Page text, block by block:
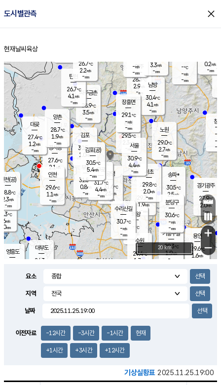
도시별관측 close
홈
현재날씨 육상
의도
℃
m/s
mm
영흥도
양주
28.3℃
2.9
-mm
과천
29.7℃
1.9m/s
- mm
용인
29.6℃
1.6m/s
경기광주
27.9℃
2.0m/s
-mm
1.0m/s
대부도
24.3
14.5
경서동
27.6℃
2.1 m/s
-mm
파주금촌
28.9℃
3.5m/s
-mm
-℃
-m/s
-mm
대곶
27.4℃
1.2m/s
-mm
창
-
-m/
-
탄현
26.7℃
4.1 m/s
-mm
0.2m/s
-mm
의왕
- ℃
m/s
mm
김포
30.5℃
1.0 m/s
mm
광명
31.6 ℃
2.5 m/s
-mm
부천
31.5℃
0.8m/s
-mm
양촌
28.7℃
1.9m/s
-mm
구로
31.7℃
4.4m/s
-mm
은평
29.5℃
2.3 m/s
- mm
노원
29.0℃
2.7m/s
-mm
송파*
30.5℃
2.5m/s
-mm
서초
29.8℃
2.0m/s
-mm
남방
30.4℃
4.1 m/s
-mm
기흥구갈
29.3℃
1.9m/s
-
수리산길
30.7℃
-m/s
-mm
분당구
30.6℃
-m/s
-mm
장흥면
29.1℃
-m/s
-mm
-m/s
-mm
인천(공)
28.8℃
2.3m/s
-mm
김포(공)
30.5℃
5.4m/s
-mm
수원
29.4℃
1.7 m/s
인천
29.6℃
1.1 m/s
-mm
서울
30.9℃
4.4m/s
-mm
26.7℃
2.2m/s
-mm
3.3m/s
-mm
+
−
20 km
요소
지역
날짜
이전자료 -12시간 -3시간 -1시간 현재
+1시간 +3시간 +12시간
기상실황표 2025.11.25.19:00